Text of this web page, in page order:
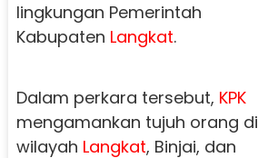
lingkungan Pemerintah
Kabupaten Langkat.
Dalam perkara tersebut, KPK
mengamankan tujuh orang di
wilayah Langkat, Binjai, dan